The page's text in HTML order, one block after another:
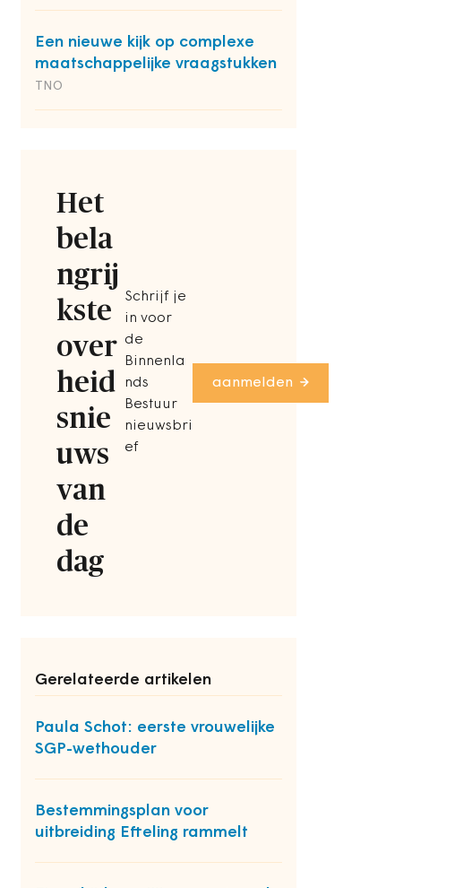
Een nieuwe kijk op complexe
maatschappelijke vraagstukken
TNO
Het
bela
ngrij
kste
over
heid
snie
uws
van
de
dag
Schrijf je
in voor
de
Binnenla
nds
Bestuur
nieuwsbri
ef
aanmelden
Gerelateerde artikelen
Paula Schot: eerste vrouwelijke
SGP-wethouder
Bestemmingsplan voor
uitbreiding Efteling rammelt